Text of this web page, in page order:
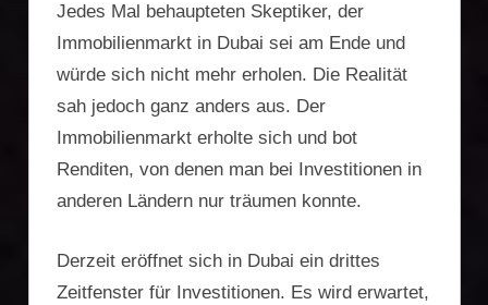
Jedes Mal behaupteten Skeptiker, der
Immobilienmarkt in Dubai sei am Ende und
würde sich nicht mehr erholen. Die Realität
sah jedoch ganz anders aus. Der
Immobilienmarkt erholte sich und bot
Renditen, von denen man bei Investitionen in
anderen Ländern nur träumen konnte.
Derzeit eröffnet sich in Dubai ein drittes
Zeitfenster für Investitionen. Es wird erwartet,